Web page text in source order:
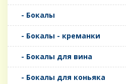
- Бокалы
- Бокалы - креманки
- Бокалы для вина
- Бокалы для коньяка